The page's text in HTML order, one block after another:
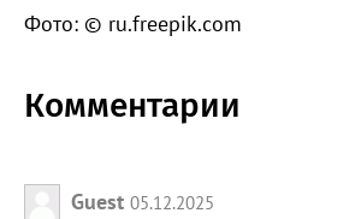
Фото: © ru.freepik.com
Комментарии
Guest 05.12.2025